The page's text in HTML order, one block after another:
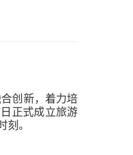
创新，着力培
日 正式成立旅游
刻。